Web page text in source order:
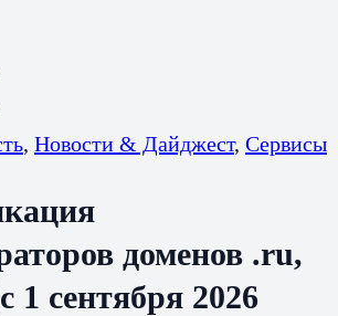
, Новости & Дайджест, Сервисы
доменов .ru,
1 сентября 2026